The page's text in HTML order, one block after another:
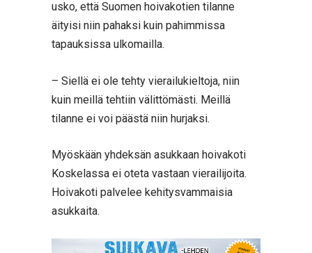
usko, että Suomen hoivakotien tilanne
äityisi niin pahaksi kuin pahimmissa
tapauksissa ulkomailla.
– Siellä ei ole tehty vierailukieltoja, niin
kuin meillä tehtiin välittömästi. Meillä
tilanne ei voi päästä niin hurjaksi.
Myöskään yhdeksän asukkaan hoivakoti
Koskelassa ei oteta vastaan vierailijoita.
Hoivakoti palvelee kehitysvammaisia
asukkaita.